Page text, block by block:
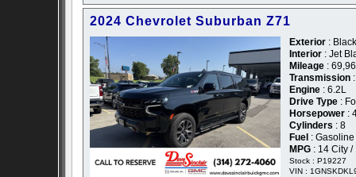
2024 Chevrolet Suburban Z71
Exterior :
Interior : Jet
Mileage :
Transmission
Engine : 6.2L
Drive Type :
Horsepower :
Cylinders : 8
Fuel : Gasoline
MPG : 14 City /
Stock : P19227
VIN :